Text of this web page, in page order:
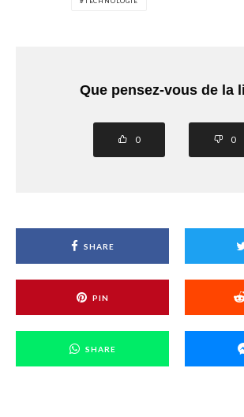
Que pensez-vous de la
0 0
SHARE
PIN
SHARE